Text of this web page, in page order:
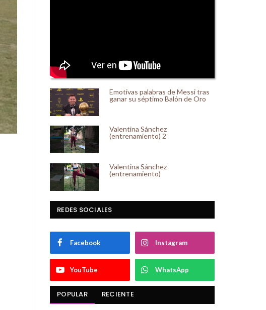
Emotivas palabras de Messi tras
ganar su séptimo Balón de Oro
Valentina Sánchez
(entrenamiento) 2
Valentina Sánchez
(entrenamiento)
REDES SOCIALES
Facebook Instagram
YouTube WhatsApp
POPULAR RECIENTE